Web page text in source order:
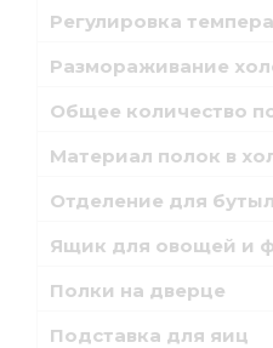
Регулировка
Размораживание
Общее количество
Материал полок в
Отделение для
Ящик для овощей и
Полки на дверце
Подставка для яиц